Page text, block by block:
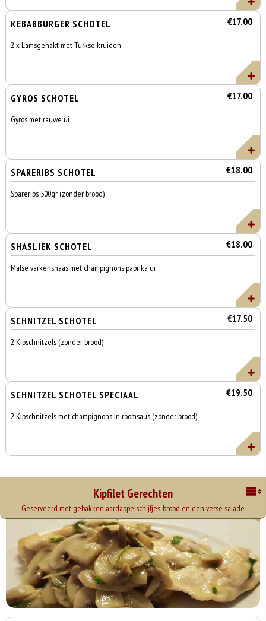
KEBABBURGER SCHOTEL €17.00
2 x Lamsgehakt met Turkse kruiden
GYROS SCHOTEL €17.00
Gyros met rauwe ui
SPARERIBS SCHOTEL €18.00
Spareribs 500gr (zonder brood)
SHASLIEK SCHOTEL €18.00
Malse varkenshaas met champignons paprika ui
SCHNITZEL SCHOTEL €17.50
2 Kipschnitzels (zonder brood)
SCHNITZEL SCHOTEL SPECIAAL €19.50
2 Kipschnitzels met champignons in roomsaus (zonder brood)
Kipfilet Gerechten
Geserveerd met gebakken aardappelschijfjes, brood en een verse salade